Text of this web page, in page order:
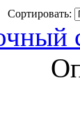
Сортировать: